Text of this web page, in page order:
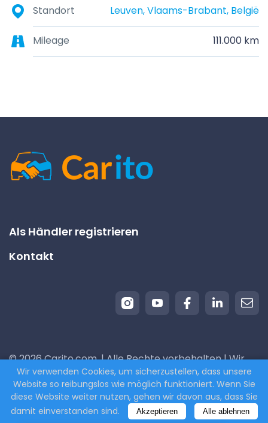
Standort Leuven, Vlaams-Brabant, België
Mileage 111.000 km
Als Händler registrieren
Kontakt
© 2026 Carito.com. | Alle Rechte vorbehalten | Wir
kaufen Ihr Auto zum besten Preis! | Powered by
CodiCo.io
Wir verwenden Cookies, um sicherzustellen, dass unsere
Website so reibungslos wie möglich funktioniert. Wenn Sie
diese Website weiter nutzen, gehen wir davon aus, dass Sie
damit einverstanden sind.
Akzeptieren Alle ablehnen